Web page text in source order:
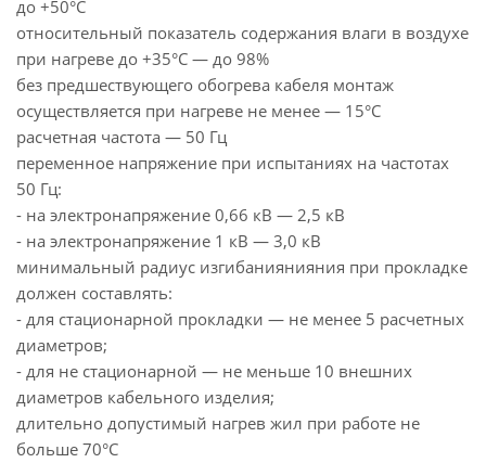
до +50°С
относительный показатель содержания влаги в воздухе
при нагреве до +35°С — до 98%
без предшествующего обогрева кабеля монтаж
осуществляется при нагреве не менее — 15°С
расчетная частота — 50 Гц
переменное напряжение при испытаниях на частотах
50 Гц:
- на электронапряжение 0,66 кВ — 2,5 кВ
- на электронапряжение 1 кВ — 3,0 кВ
минимальный радиус изгибаниянияния при прокладке
должен составлять:
- для стационарной прокладки — не менее 5 расчетных
диаметров;
- для не стационарной — не меньше 10 внешних
диаметров кабельного изделия;
длительно допустимый нагрев жил при работе не
больше 70°С